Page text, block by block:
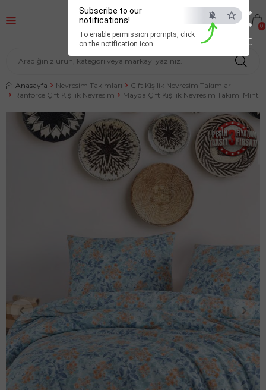
×
ESC
Subscribe to our
notifications!
To enable permission prompts, click
on the notification icon
0
Anasayfa Nevresim Takımları
Çift Kişilik Nevresim Takımları
Ranforce Çift Kişilik Nevresim
Mayda Çift Kişilik Nevresim Takımı Mint